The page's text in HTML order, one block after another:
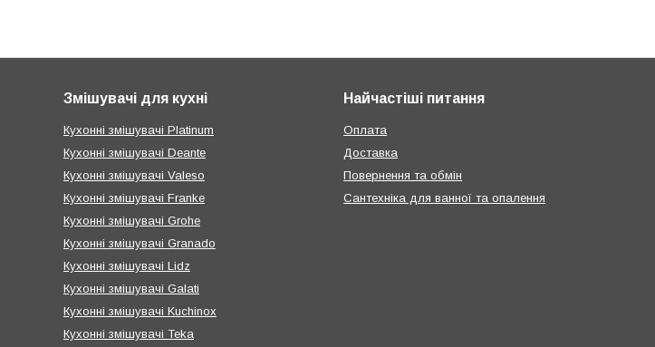
Змішувачі для кухні
Кухонні змішувачі Platinum
Кухонні змішувачі Deante
Кухонні змішувачі Valeso
Кухонні змішувачі Franke
Кухонні змішувачі Grohe
Кухонні змішувачі Granado
Кухонні змішувачі Lidz
Кухонні змішувачі Galati
Кухонні змішувачі Kuchinox
Кухонні змішувачі Teka
Найчастіші питання
Оплата
Доставка
Повернення та обмін
Сантехніка для ванної та опалення